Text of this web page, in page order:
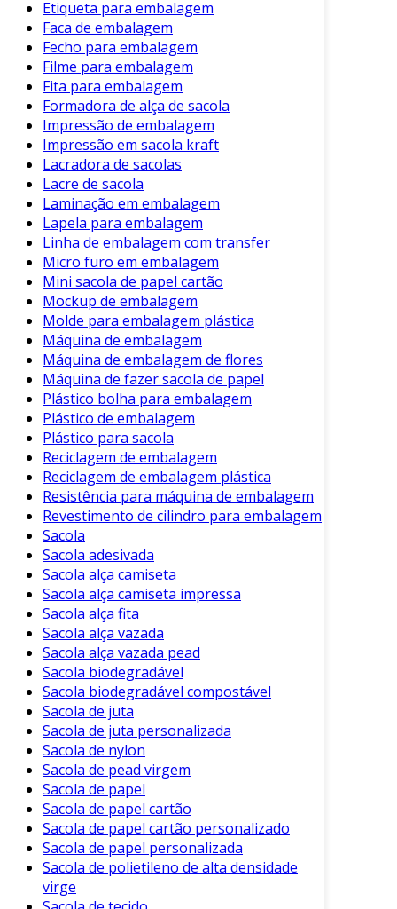
Etiqueta para embalagem
Faca de embalagem
Fecho para embalagem
Filme para embalagem
Fita para embalagem
Formadora de alça de sacola
Impressão de embalagem
Impressão em sacola kraft
Lacradora de sacolas
Lacre de sacola
Laminação em embalagem
Lapela para embalagem
Linha de embalagem com transfer
Micro furo em embalagem
Mini sacola de papel cartão
Mockup de embalagem
Molde para embalagem plástica
Máquina de embalagem
Máquina de embalagem de flores
Máquina de fazer sacola de papel
Plástico bolha para embalagem
Plástico de embalagem
Plástico para sacola
Reciclagem de embalagem
Reciclagem de embalagem plástica
Resistência para máquina de embalagem
Revestimento de cilindro para embalagem
Sacola
Sacola adesivada
Sacola alça camiseta
Sacola alça camiseta impressa
Sacola alça fita
Sacola alça vazada
Sacola alça vazada pead
Sacola biodegradável
Sacola biodegradável compostável
Sacola de juta
Sacola de juta personalizada
Sacola de nylon
Sacola de pead virgem
Sacola de papel
Sacola de papel cartão
Sacola de papel cartão personalizado
Sacola de papel personalizada
Sacola de polietileno de alta densidade
virge